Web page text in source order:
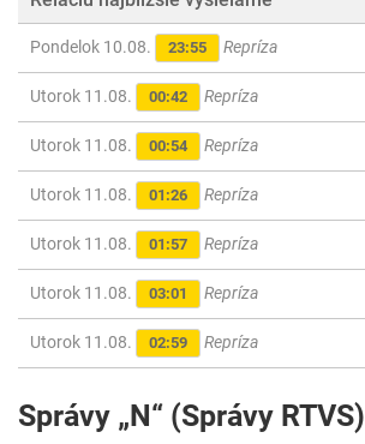
Pondelok 10.08. 23:55 Repríza
Utorok 11.08. 00:42 Repríza
Utorok 11.08. 00:54 Repríza
Utorok 11.08. 01:26 Repríza
Utorok 11.08. 01:57 Repríza
Utorok 11.08. 03:01 Repríza
Utorok 11.08. 02:59 Repríza
Správy „N“ (Správy RTVS)